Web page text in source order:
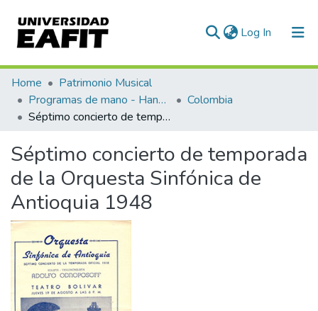
Log In (current)
Communities & Collections
All of DSpace
Home
Patrimonio Musical
Programas de mano - Hand programs
Colombia
Séptimo concierto de temporada de la Orquesta Sinfónica de Antioquia 1948
Séptimo concierto de temporada
de la Orquesta Sinfónica de
Antioquia 1948